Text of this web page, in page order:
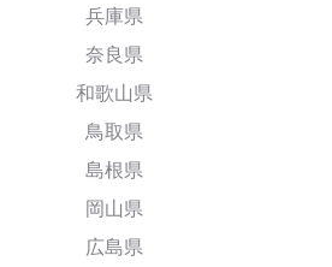
兵庫県
奈良県
和歌山県
鳥取県
島根県
岡山県
広島県